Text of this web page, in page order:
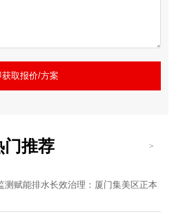
获取报价/方案
门推荐 >
测赋能排水长效治理：厦门集美区正本